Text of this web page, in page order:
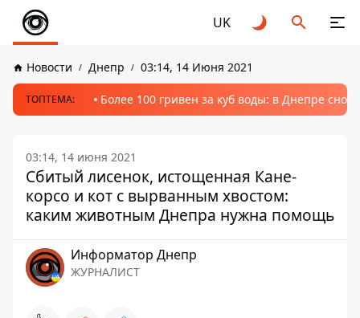
UK
Новости Днепр 03:14, 14 Июня 2021
ТОПТЕМА: Более 100 гривен за куб воды: в Днепре
03:14, 14 июня 2021
Сбитый лисенок, истощенная Кане-
корсо и кот с вырванным хвостом:
каким животным Днепра нужна помощь
Информатор Днепр
ЖУРНАЛИСТ